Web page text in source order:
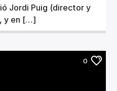
Jordi Puig (director y
y en […]
0